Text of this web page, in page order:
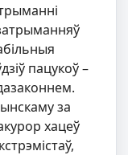
пацукоў –
за
хацеў